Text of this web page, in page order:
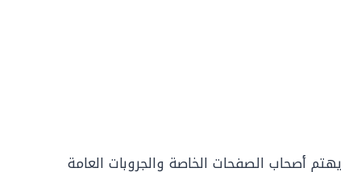
يهتم أصحاب الصفحات الخاصة والجروبات العامة